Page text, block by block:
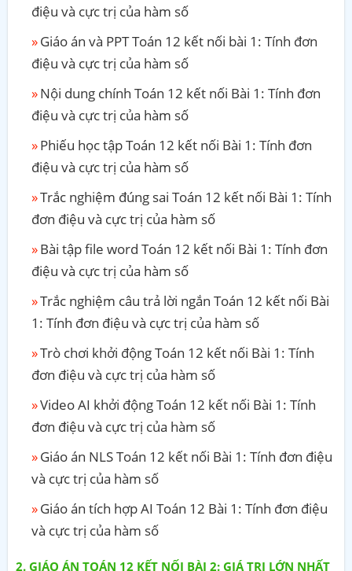
điệu và cực trị của hàm số
Giáo án và PPT Toán 12 kết nối bài 1: Tính đơn
điệu và cực trị của hàm số
Nội dung chính Toán 12 kết nối Bài 1: Tính đơn
điệu và cực trị của hàm số
Phiếu học tập Toán 12 kết nối Bài 1: Tính đơn
điệu và cực trị của hàm số
Trắc nghiệm đúng sai Toán 12 kết nối Bài 1: Tính
đơn điệu và cực trị của hàm số
Bài tập file word Toán 12 kết nối Bài 1: Tính đơn
điệu và cực trị của hàm số
Trắc nghiệm câu trả lời ngắn Toán 12 kết nối Bài
1: Tính đơn điệu và cực trị của hàm số
Trò chơi khởi động Toán 12 kết nối Bài 1: Tính
đơn điệu và cực trị của hàm số
Video AI khởi động Toán 12 kết nối Bài 1: Tính
đơn điệu và cực trị của hàm số
Giáo án NLS Toán 12 kết nối Bài 1: Tính đơn điệu
và cực trị của hàm số
Giáo án tích hợp AI Toán 12 Bài 1: Tính đơn điệu
và cực trị của hàm số
GIÁO ÁN TOÁN 12 KẾT NỐI BÀI 2: GIÁ TRỊ LỚN NHẤT